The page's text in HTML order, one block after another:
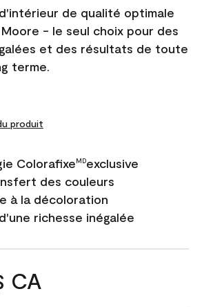
de qualité optimale
Moore - le seul choix pour des
et des résultats de toute
terme.
produit
ColorafixeMDexclusive
des couleurs
à la décoloration
richesse inégalée
CA